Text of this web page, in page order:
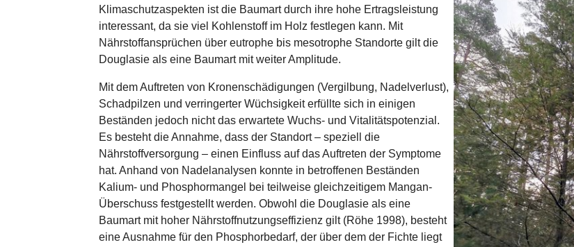
Klimaschutzaspekten ist die Baumart durch ihre hohe Ertragsleistung
interessant, da sie viel Kohlenstoff im Holz festlegen kann. Mit
Nährstoffansprüchen über eutrophe bis mesotrophe Standorte gilt die
Douglasie als eine Baumart mit weiter Amplitude.
Mit dem Auftreten von Kronenschädigungen (Vergilbung, Nadelverlust),
Schadpilzen und verringerter Wüchsigkeit erfüllte sich in einigen
Beständen jedoch nicht das erwartete Wuchs- und Vitalitätspotenzial.
Es besteht die Annahme, dass der Standort – speziell die
Nährstoffversorgung – einen Einfluss auf das Auftreten der Symptome
hat. Anhand von Nadelanalysen konnte in betroffenen Beständen
Kalium- und Phosphormangel bei teilweise gleichzeitigem Mangan-
Überschuss festgestellt werden. Obwohl die Douglasie als eine
Baumart mit hoher Nährstoffnutzungseffizienz gilt (Röhe 1998), besteht
eine Ausnahme für den Phosphorbedarf, der über dem der Fichte liegt